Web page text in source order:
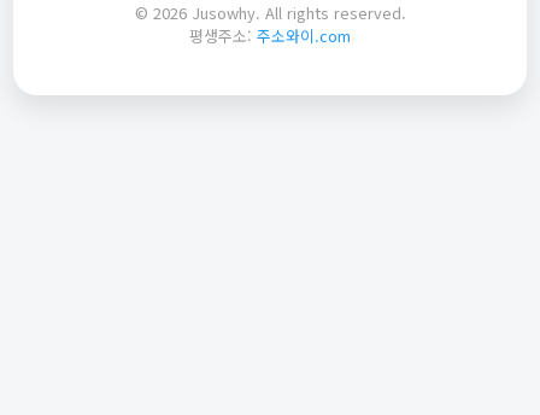
© 2026 Jusowhy. All rights reserved.
평생주소: 주소와이.com